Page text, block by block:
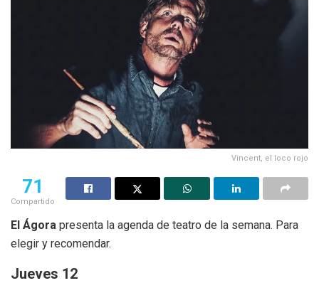
Vincent, el loco rojo
71
Compartido
El Ágora presenta la agenda de teatro de la semana. Para
elegir y recomendar.
Jueves 12